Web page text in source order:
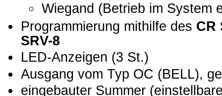
Wiegand (Betrieb im System
Programmierung mithilfe des CR
SRV-8
LED-Anzeigen (3 St.)
Ausgang vom Typ OC (BELL),
eingebauter Summer